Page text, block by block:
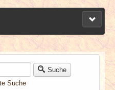
Suche
Suche